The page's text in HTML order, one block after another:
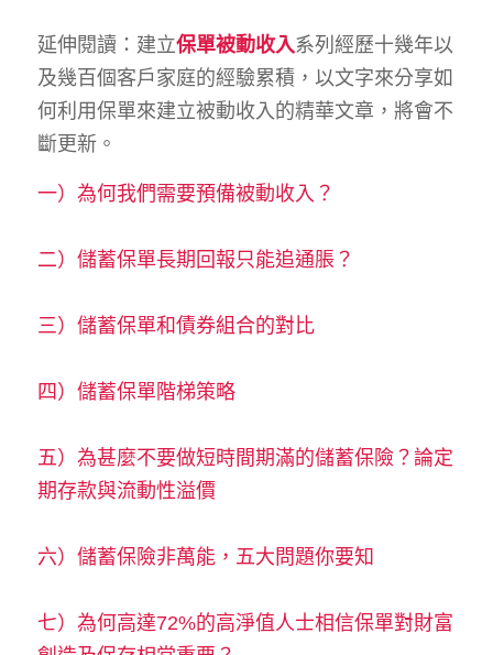
延伸閱讀：建立保單被動收入系列經歷十幾年以
及幾百個客戶家庭的經驗累積，以文字來分享如
何利用保單來建立被動收入的精華文章，將會不
斷更新。
一） 為何我們需要預備被動收入？
二） 儲蓄保單長期回報只能追通脹？
三） 儲蓄保單和債券組合的對比
四） 儲蓄保單階梯策略
五） 為甚麼不要做短時間期滿的儲蓄保險？論定
期存款與流動性溢價
六） 儲蓄保險非萬能，五大問題你要知
七） 為何高達72%的高淨值人士相信保單對財富